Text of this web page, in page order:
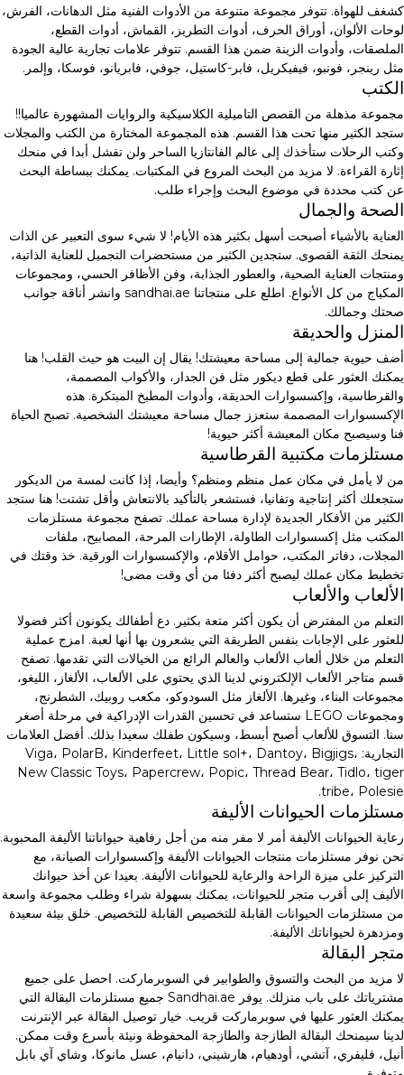
كشغف للهواة. تتوفر مجموعة متنوعة من الأدوات الفنية مثل الدهانات، الفرش،
لوحات الألوان، أوراق الحرف، أدوات التطريز، القماش، أدوات القطع،
الملصقات، وأدوات الزينة ضمن هذا القسم. تتوفر علامات تجارية عالية الجودة
مثل رينجر، فونبو، فيفيكريل، فابر-كاستيل، جوفي، فابريانو، فوسكا، وإلمر.
الكتب
مجموعة مذهلة من القصص التاميلية الكلاسيكية والروايات المشهورة عالميا!!
ستجد الكثير منها تحت هذا القسم. هذه المجموعة المختارة من الكتب والمجلات
وكتب الرحلات ستأخذك إلى عالم الفانتازيا الساحر ولن تفشل أبدا في منحك
إثارة القراءة. لا مزيد من البحث المروع في المكتبات. يمكنك ببساطة البحث
عن كتب محددة في موضوع البحث وإجراء طلب.
الصحة والجمال
العناية بالأشياء أصبحت أسهل بكثير هذه الأيام! لا شيء سوى التعبير عن الذات
يمنحك الثقة القصوى. ستجدين الكثير من مستحضرات التجميل للعناية الذاتية،
ومنتجات العناية الصحية، والعطور الجذابة، وفن الأظافر الحسي، ومجموعات
المكياج من كل الأنواع. اطلع على منتجاتنا sandhai.ae وانشر أناقة جوانب
صحتك وجمالك.
المنزل والحديقة
أضف حيوية جمالية إلى مساحة معيشتك! يقال إن البيت هو حيث القلب! هنا
يمكنك العثور على قطع ديكور مثل فن الجدار، والأكواب المصممة،
والقرطاسية، وإكسسوارات الحديقة، وأدوات المطبخ المبتكرة. هذه
الإكسسوارات المصممة ستعزز جمال مساحة معيشتك الشخصية. تصبح الحياة
فنا وسيصبح مكان المعيشة أكثر حيوية!
مستلزمات مكتبية القرطاسية
من لا يأمل في مكان عمل منظم ومنظم؟ وأيضا، إذا كانت لمسة من الديكور
ستجعلك أكثر إنتاجية وتفانيا، فستشعر بالتأكيد بالانتعاش وأقل تشتت! هنا ستجد
الكثير من الأفكار الجديدة لإدارة مساحة عملك. تصفح مجموعة مستلزمات
المكتب مثل إكسسوارات الطاولة، الإطارات المرحة، المصابيح، ملفات
المجلات، دفاتر المكتب، حوامل الأقلام، والإكسسوارات الورقية. خذ وقتك في
تخطيط مكان عملك ليصبح أكثر دفئا من أي وقت مضى!
الألعاب والألعاب
التعلم من المفترض أن يكون أكثر متعة بكثير. دع أطفالك يكونون أكثر فضولا
للعثور على الإجابات بنفس الطريقة التي يشعرون بها أنها لعبة. امزج عملية
التعلم من خلال ألعاب الألعاب والعالم الرائع من الخيالات التي تقدمها. تصفح
قسم متاجر الألعاب الإلكتروني لدينا الذي يحتوي على الألعاب، الألغاز، الليغو،
مجموعات البناء، وغيرها. الألغاز مثل السودوكو، مكعب روبيك، الشطرنج،
ومجموعات LEGO ستساعد في تحسين القدرات الإدراكية في مرحلة أصغر
سنا. التسوق للألعاب أصبح أبسط، وسيكون طفلك سعيدا بذلك. أفضل العلامات
التجارية: Viga، PolarB، Kinderfeet، Little sol+، Dantoy، Bigjigs،
New Classic Toys، Papercrew، Popic، Thread Bear، Tidlo، tiger
tribe، Polesie.
مستلزمات الحيوانات الأليفة
رعاية الحيوانات الأليفة أمر لا مفر منه من أجل رفاهية حيواناتنا الأليفة المحبوبة.
نحن نوفر مستلزمات منتجات الحيوانات الأليفة وإكسسوارات الصيانة، مع
التركيز على ميزة الراحة والرعاية للحيوانات الأليفة. بعيدا عن أخذ حيوانك
الأليف إلى أقرب متجر للحيوانات، يمكنك بسهولة شراء وطلب مجموعة واسعة
من مستلزمات الحيوانات القابلة للتخصيص القابلة للتخصيص. خلق بيئة سعيدة
ومزدهرة لحيواناتك الأليفة.
متجر البقالة
لا مزيد من البحث والتسوق والطوابير في السوبرماركت. احصل على جميع
مشترياتك على باب منزلك. يوفر Sandhai.ae جميع مستلزمات البقالة التي
يمكنك العثور عليها في سوبرماركت قريب. خيار توصيل البقالة عبر الإنترنت
لدينا سيمنحك البقالة الطازجة والطازجة المحفوظة ونيئة بأسرع وقت ممكن.
أنيل، فليفري، آتشي، أودهيام، هارشيني، دانيام، عسل مانوكا، وشاي آي بابل